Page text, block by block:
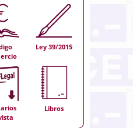
Ley 39/2015
Libros